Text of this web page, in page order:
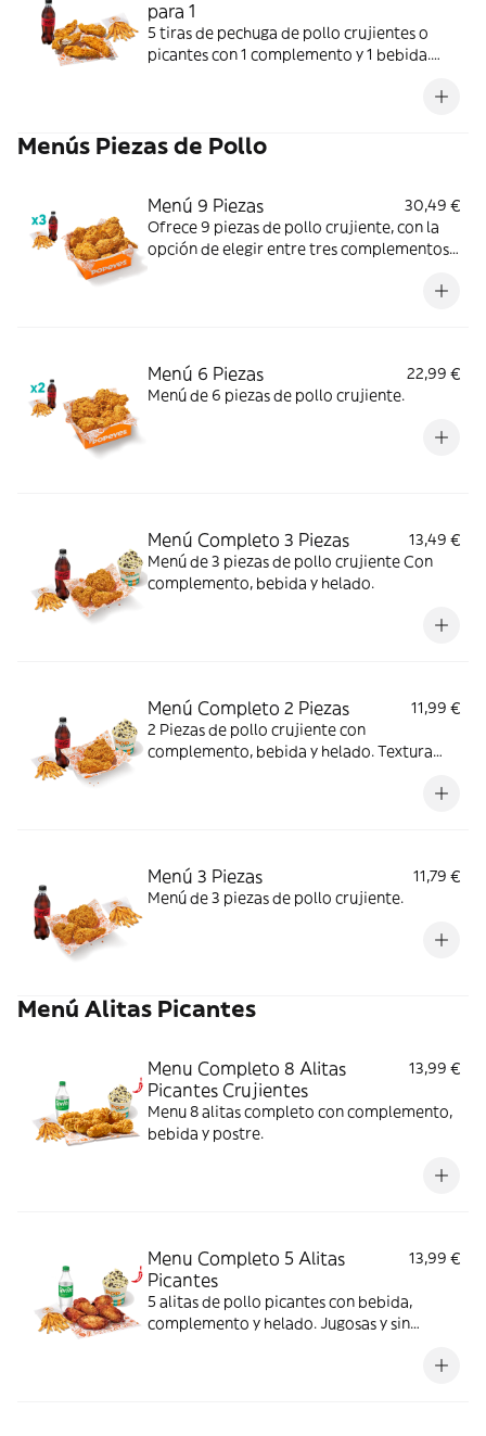
para 1
5 tiras de pechuga de pollo crujientes o
picantes con 1 complemento y 1 bebida.
Menús Piezas de Pollo
Menú 9 Piezas
30,49 €
Ofrece 9 piezas de pollo crujiente, con la
opción de elegir entre tres complementos
Menú 6 Piezas
22,99 €
Menú de 6 piezas de pollo crujiente.
Menú Completo 3 Piezas
13,49 €
Menú de 3 piezas de pollo crujiente Con
complemento, bebida y helado.
Menú Completo 2 Piezas
11,99 €
2 Piezas de pollo crujiente con
complemento, bebida y helado. Textura
Menú 3 Piezas
11,79 €
Menú de 3 piezas de pollo crujiente.
Menú Alitas Picantes
Menu Completo 8 Alitas
Picantes Crujientes
13,99 €
Menu 8 alitas completo con complemento,
bebida y postre.
Menu Completo 5 Alitas
Picantes
13,99 €
5 alitas de pollo picantes con bebida,
complemento y helado. Jugosas y sin